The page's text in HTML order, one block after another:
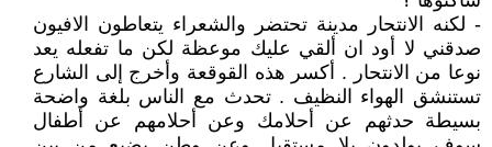
- لكنه الانتحار مدينة تحتضر والشعراء يتعاطون الافيون
صدقني لا أود ان ألقي عليك موعظة لكن ما تفعله يعد
نوعا من الانتحار . أكسر هذه القوقعة وأخرج إلى الشارع
تستنشق الهواء النظيف . تحدث مع الناس بلغة واضحة
بسيطة حدثهم عن أحلامك وعن أحلامهم عن أطفال